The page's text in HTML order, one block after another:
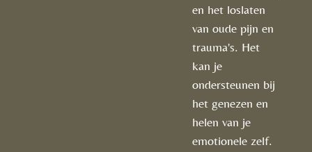
en het loslaten
van oude pijn en
trauma's. Het
kan je
ondersteunen bij
het genezen en
helen van je
emotionele zelf.